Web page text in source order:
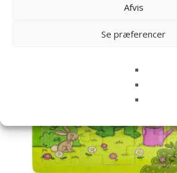
Afvis
Se præferencer